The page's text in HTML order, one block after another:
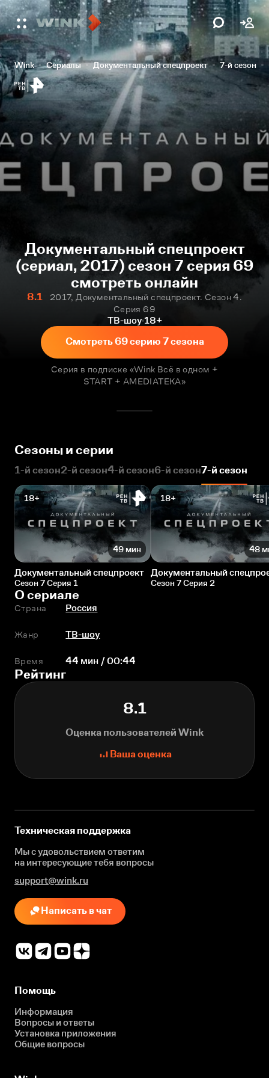
Wink Сериалы Документальный спецпроект 7-й сезон
Документальный спецпроект
(сериал, 2017) сезон 7 серия 69
смотреть онлайн
8.1
2017, Документальный спецпроект. Сезон 4.
Серия 69
ТВ-шоу 18+
Смотреть 69 серию 7 сезона
Серия в подписке «Wink Всё в одном +
START + AMEDIATEKA»
Сезоны и серии
1-й сезон2-й сезон4-й сезон6-й сезон7-й сезон
18+
49 мин
Документальный спецпроект
Сезон 7 Серия 1
18+
48
Документальный
Сезон 7 Серия 2
О сериале
Страна Россия
Жанр ТВ-шоу
Время 44 мин / 00:44
Рейтинг
8.1
Оценка пользователей Wink
Ваша оценка
Техническая поддержка
Мы с удовольствием ответим
на интересующиетебя вопросы
support@wink.ru
Написать в чат
Помощь
Информация
Вопросы и ответы
Установка приложения
Общие вопросы